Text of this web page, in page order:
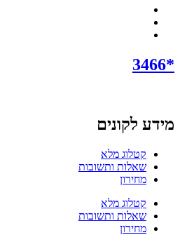
*3466
מידע לקונים
קטלוג מלא
שאלות ותשובות
מחירון
קטלוג מלא
שאלות ותשובות
מחירון